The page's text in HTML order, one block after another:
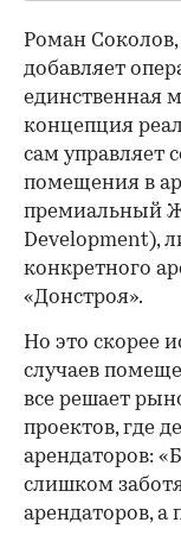
Роман
добавляет
единственная
концепция
сам управляет
помещения в
премиальный
Development),
конкретного
«Донстроя».
Но это скорее
случаев
все решает
проектов, где
арендаторов:
слишком
арендаторов,